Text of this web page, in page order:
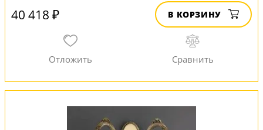
40 418 ₽ В КОРЗИНУ